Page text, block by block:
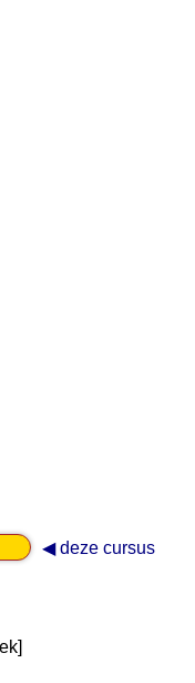
◀ deze cursus